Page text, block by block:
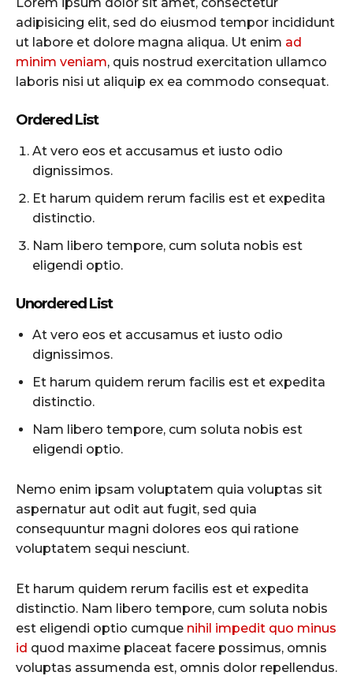
adipisicing elit, sed do eiusmod tempor incididunt
ut labore et dolore magna aliqua. Ut enim ad
minim veniam, quis nostrud exercitation ullamco
laboris nisi ut aliquip ex ea commodo consequat.
Ordered List
At vero eos et accusamus et iusto odio
dignissimos.
Et harum quidem rerum facilis est et expedita
distinctio.
Nam libero tempore, cum soluta nobis est
eligendi optio.
Unordered List
At vero eos et accusamus et iusto odio
dignissimos.
Et harum quidem rerum facilis est et expedita
distinctio.
Nam libero tempore, cum soluta nobis est
eligendi optio.
Nemo enim ipsam voluptatem quia voluptas sit
aspernatur aut odit aut fugit, sed quia
consequuntur magni dolores eos qui ratione
voluptatem sequi nesciunt.
Et harum quidem rerum facilis est et expedita
distinctio. Nam libero tempore, cum soluta nobis
est eligendi optio cumque nihil impedit quo minus
id quod maxime placeat facere possimus, omnis
voluptas assumenda est, omnis dolor repellendus.